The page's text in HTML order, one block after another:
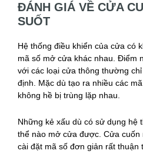
ĐÁNH GIÁ VỀ CỬA
SUỐT
Hệ thống điều khiển của cửa có
mã số mở cửa khác nhau. Điểm
với các loại cửa thông thường
định. Mặc dù tạo ra nhiều các
không hề bị trùng lặp nhau.
Những kẻ xấu dù có sử dụng hệ
thể nào mở cửa được. Cửa cuốn
cài đặt mã số đơn giản rất thuận